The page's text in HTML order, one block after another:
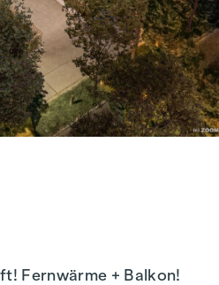
Fernwärme + Balkon!